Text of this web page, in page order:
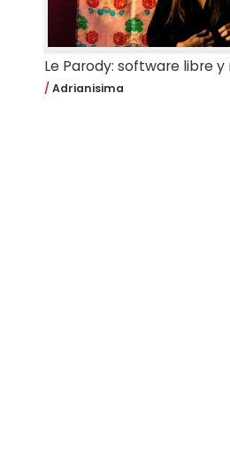
Le Parody: software libre
Adrianisima